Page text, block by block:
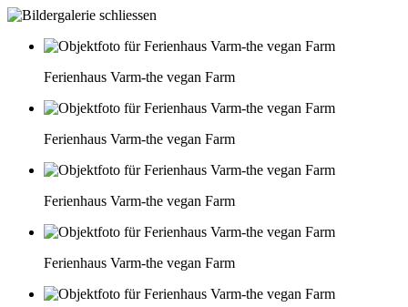
Ferienhaus Varm-the vegan Farm
Ferienhaus Varm-the vegan Farm
Ferienhaus Varm-the vegan Farm
Ferienhaus Varm-the vegan Farm